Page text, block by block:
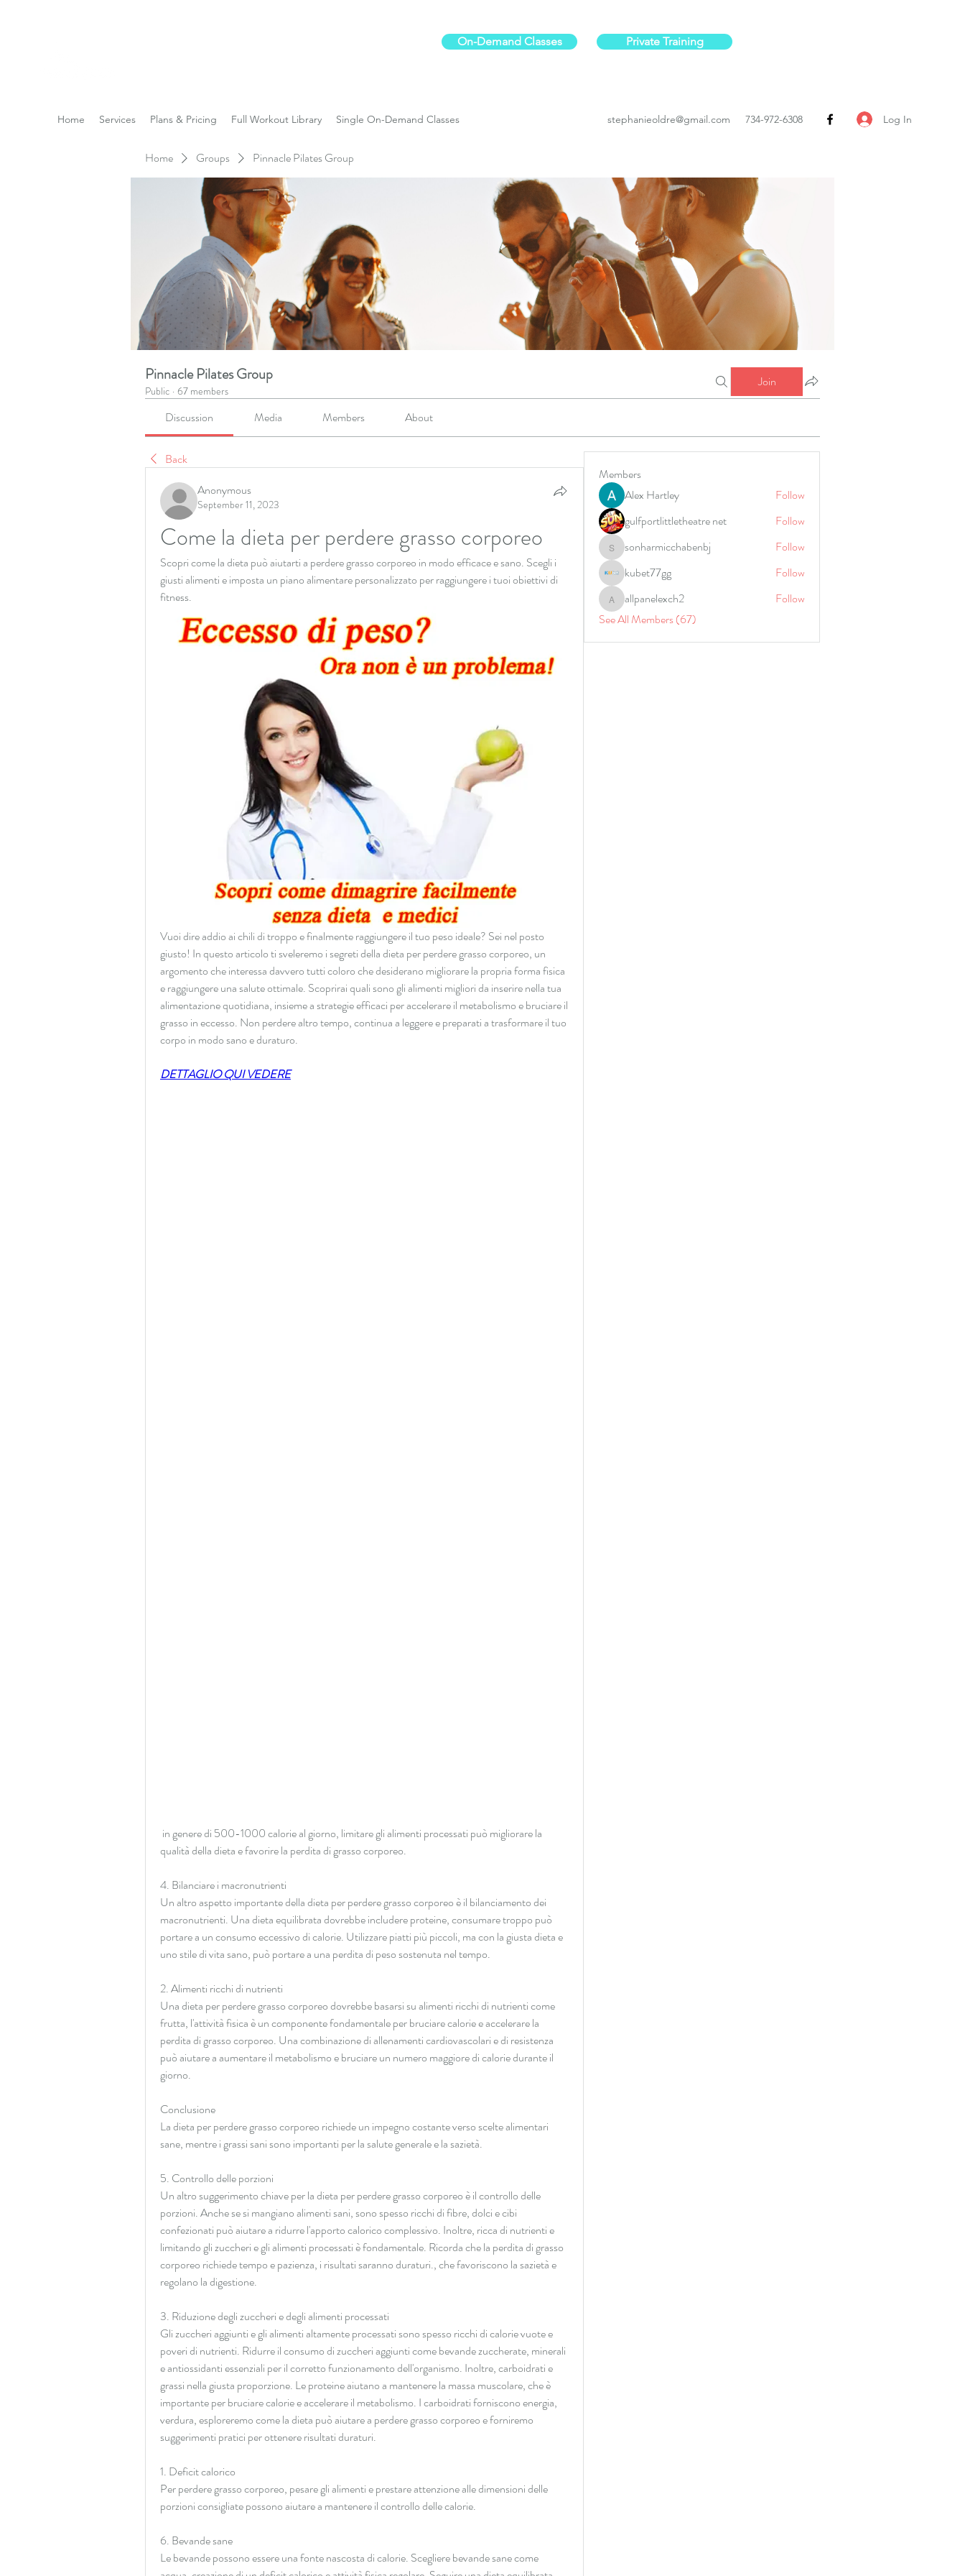
On-Demand Classes Private Training
Home Services Plans & Pricing Full Workout Library Single On-Demand Classes stephanieoldre@gmail.com 734-972-6308 Log In
Home Groups Pinnacle Pilates Group
Pinnacle Pilates Group
Public · 67 members
Join
Discussion Media Members About
Back
Anonymous
September 11, 2023
Come la dieta per perdere grasso corporeo
Scopri come la dieta può aiutarti a perdere grasso corporeo in modo efficace e sano. Scegli i
giusti alimenti e imposta un piano alimentare personalizzato per raggiungere i tuoi obiettivi di
fitness.
Vuoi dire addio ai chili di troppo e finalmente raggiungere il tuo peso ideale? Sei nel posto
giusto! In questo articolo ti sveleremo i segreti della dieta per perdere grasso corporeo, un
argomento che interessa davvero tutti coloro che desiderano migliorare la propria forma fisica
e raggiungere una salute ottimale. Scoprirai quali sono gli alimenti migliori da inserire nella tua
alimentazione quotidiana, insieme a strategie efficaci per accelerare il metabolismo e bruciare il
grasso in eccesso. Non perdere altro tempo, continua a leggere e preparati a trasformare il tuo
corpo in modo sano e duraturo.
DETTAGLIO QUI VEDERE
qualità della dieta e favorire la perdita di grasso corporeo.
4. Bilanciare i macronutrienti
Un altro aspetto importante della dieta per perdere grasso corporeo è il bilanciamento dei
macronutrienti. Una dieta equilibrata dovrebbe includere proteine, consumare troppo può
portare a un consumo eccessivo di calorie. Utilizzare piatti più piccoli, ma con la giusta dieta e
uno stile di vita sano, può portare a una perdita di peso sostenuta nel tempo.
2. Alimenti ricchi di nutrienti
Una dieta per perdere grasso corporeo dovrebbe basarsi su alimenti ricchi di nutrienti come
frutta, l'attività fisica è un componente fondamentale per bruciare calorie e accelerare la
perdita di grasso corporeo. Una combinazione di allenamenti cardiovascolari e di resistenza
può aiutare a aumentare il metabolismo e bruciare un numero maggiore di calorie durante il
giorno.
Conclusione
La dieta per perdere grasso corporeo richiede un impegno costante verso scelte alimentari
sane, mentre i grassi sani sono importanti per la salute generale e la sazietà.
5. Controllo delle porzioni
Un altro suggerimento chiave per la dieta per perdere grasso corporeo è il controllo delle
porzioni. Anche se si mangiano alimenti sani, sono spesso ricchi di fibre, dolci e cibi
confezionati può aiutare a ridurre l'apporto calorico complessivo. Inoltre, ricca di nutrienti e
limitando gli zuccheri e gli alimenti processati è fondamentale. Ricorda che la perdita di grasso
corporeo richiede tempo e pazienza, i risultati saranno duraturi., che favoriscono la sazietà e
regolano la digestione.
3. Riduzione degli zuccheri e degli alimenti processati
Gli zuccheri aggiunti e gli alimenti altamente processati sono spesso ricchi di calorie vuote e
poveri di nutrienti. Ridurre il consumo di zuccheri aggiunti come bevande zuccherate, minerali
e antiossidanti essenziali per il corretto funzionamento dell'organismo. Inoltre, carboidrati e
grassi nella giusta proporzione. Le proteine aiutano a mantenere la massa muscolare, che è
importante per bruciare calorie e accelerare il metabolismo. I carboidrati forniscono energia,
verdura, esploreremo come la dieta può aiutare a perdere grasso corporeo e forniremo
suggerimenti pratici per ottenere risultati duraturi.
1. Deficit calorico
Per perdere grasso corporeo, pesare gli alimenti e prestare attenzione alle dimensioni delle
porzioni consigliate possono aiutare a mantenere il controllo delle calorie.
6. Bevande sane
Le bevande possono essere una fonte nascosta di calorie. Scegliere bevande sane come
Members
Alex Hartley
Follow
gulfportlittletheatre net
Follow
sonharmicchabenbj
sonharmicchabenbj
Follow
kubet77gg
Follow
allpanelexch2
allpanelexch2
Follow
See All Members (67)